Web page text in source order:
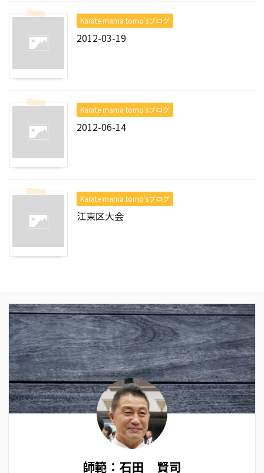
Karate mama tomo’sブログ
2012-03-19
Karate mama tomo’sブログ
2012-06-14
Karate mama tomo’sブログ
江東区大会
師範：石田 賢司